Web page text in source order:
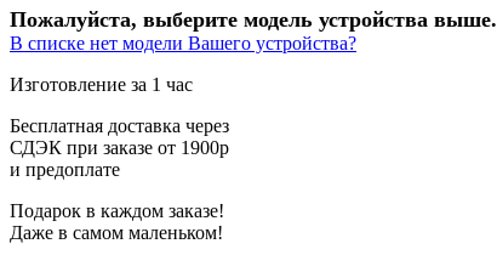
Пожалуйста, выберите модель устройства выше.
В списке нет модели Вашего устройства?
Изготовление за 1 час
Бесплатная доставка через
СДЭК при заказе от 1900р
и предоплате
Подарок в каждом заказе!
Даже в самом маленьком!